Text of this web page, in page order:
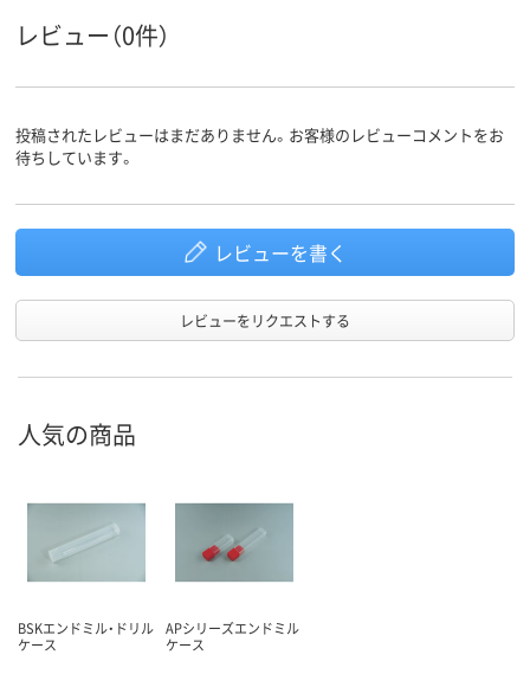
レビュー（0件）
投稿されたレビューはまだありません。お客様のレビューコメントをお
待ちしています。
レビューを書く
レビューをリクエストする
人気の商品
BSKエンドミル・ドリル
ケース
APシリーズエンドミル
ケース